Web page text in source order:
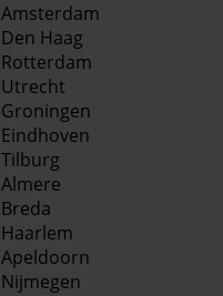
Amsterdam
Den Haag
Rotterdam
Utrecht
Groningen
Eindhoven
Tilburg
Almere
Breda
Haarlem
Apeldoorn
Nijmegen